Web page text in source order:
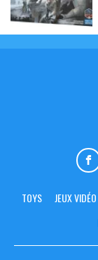
TOYS JEUX VIDÉO